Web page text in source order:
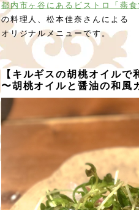
都内市ヶ谷にあるビストロ「燕食
の料理人、松本佳奈さんによる
オリジナルメニューです。
【 キルギスの胡桃オイルで
〜胡桃オイルと醤油の和風